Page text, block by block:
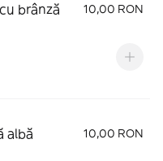
brânză
10,00 RON
albă
10,00 RON